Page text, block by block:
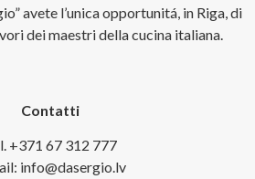
avete l’unica opportunitá, in Riga, di
dei maestri della cucina italiana.
Contatti
+371 67 312 777
info@dasergio.lv